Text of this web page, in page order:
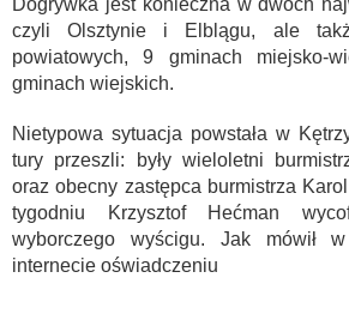
Dogrywka jest konieczna w dwóch
czyli Olsztynie i Elblągu, ale
powiatowych, 9 gminach miejsko-
gminach wiejskich.
Nietypowa sytuacja powstała w
tury przeszli: były wieloletni
oraz obecny zastępca burmistrza
tygodniu Krzysztof Hećman
wyborczego wyścigu. Jak mówił
internecie oświadczeniu